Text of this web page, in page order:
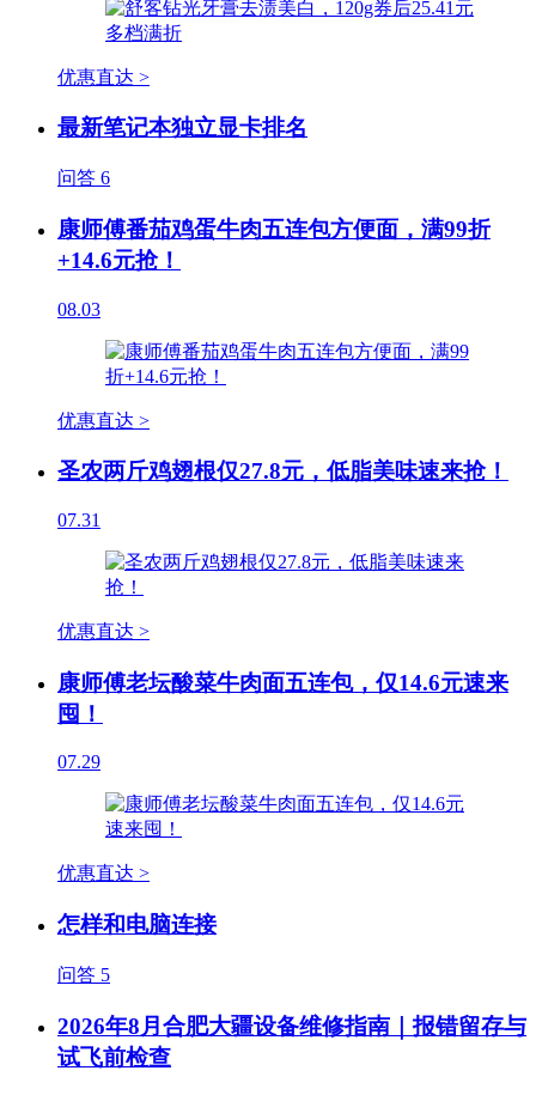
优惠直达 >
最新笔记本独立显卡排名
问答 6
康师傅番茄鸡蛋牛肉五连包方便面，满99折
+14.6元抢！
08.03
优惠直达 >
圣农两斤鸡翅根仅27.8元，低脂美味速来抢！
07.31
优惠直达 >
康师傅老坛酸菜牛肉面五连包，仅14.6元速来
囤！
07.29
优惠直达 >
怎样和电脑连接
问答 5
2026年8月合肥大疆设备维修指南｜报错留存与
试飞前检查